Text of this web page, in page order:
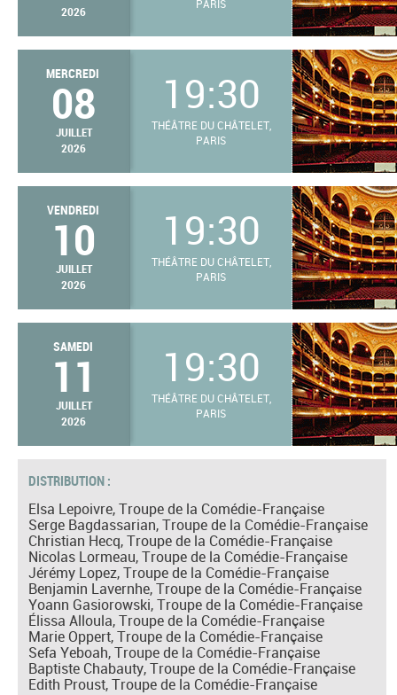
2026
PARIS
MERCREDI
08
JUILLET
2026
19:30
THÉÂTRE DU CHÂTELET,
PARIS
VENDREDI
10
JUILLET
2026
19:30
THÉÂTRE DU CHÂTELET,
PARIS
SAMEDI
11
JUILLET
2026
19:30
THÉÂTRE DU CHÂTELET,
PARIS
DISTRIBUTION :
Elsa Lepoivre, Troupe de la Comédie-Française
Serge Bagdassarian, Troupe de la Comédie-Française
Christian Hecq, Troupe de la Comédie-Française
Nicolas Lormeau, Troupe de la Comédie-Française
Jérémy Lopez, Troupe de la Comédie-Française
Benjamin Lavernhe, Troupe de la Comédie-Française
Yoann Gasiorowski, Troupe de la Comédie-Française
Élissa Alloula, Troupe de la Comédie-Française
Marie Oppert, Troupe de la Comédie-Française
Sefa Yeboah, Troupe de la Comédie-Française
Baptiste Chabauty, Troupe de la Comédie-Française
Edith Proust, Troupe de la Comédie-Française